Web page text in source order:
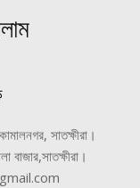
সাতক্ষীরা।
বাজার,সাতক্ষীরা।